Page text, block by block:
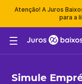
Atenção! A Juros
para a
Simule